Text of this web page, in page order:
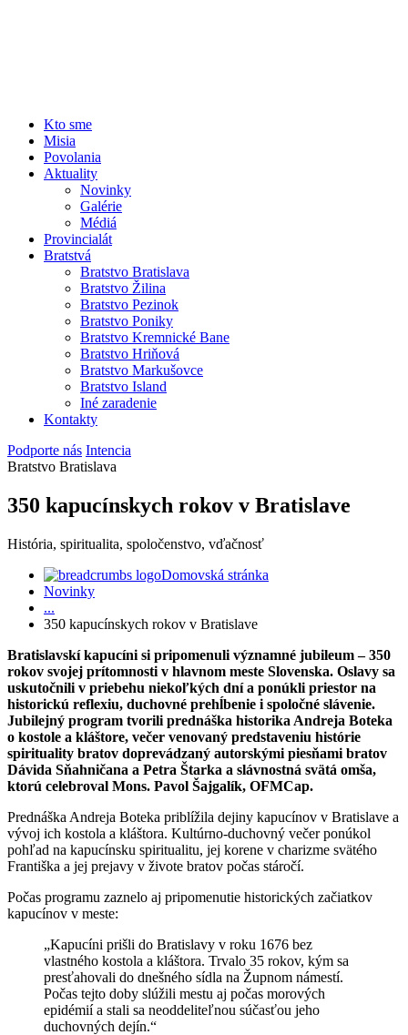
Kto sme
Misia
Povolania
Aktuality
Novinky
Galérie
Médiá
Provincialát
Bratstvá
Bratstvo Bratislava
Bratstvo Žilina
Bratstvo Pezinok
Bratstvo Poniky
Bratstvo Kremnické Bane
Bratstvo Hriňová
Bratstvo Markušovce
Bratstvo Island
Iné zaradenie
Kontakty
Podporte nás Intencia
Bratstvo Bratislava
350 kapucínskych rokov v Bratislave
História, spiritualita, spoločenstvo, vďačnosť
Domovská stránka
Novinky
...
350 kapucínskych rokov v Bratislave
Bratislavskí kapucíni si pripomenuli významné jubileum – 350
rokov svojej prítomnosti v hlavnom meste Slovenska. Oslavy sa
uskutočnili v priebehu niekoľkých dní a ponúkli priestor na
historickú reflexiu, duchovné prehĺbenie i spoločné slávenie.
Jubilejný program tvorili prednáška historika Andreja Boteka
o kostole a kláštore, večer venovaný predstaveniu histórie
spirituality bratov doprevádzaný autorskými piesňami bratov
Dávida Sňahničana a Petra Štarka a slávnostná svätá omša,
ktorú celebroval Mons. Pavol Šajgalík, OFMCap.
Prednáška Andreja Boteka priblížila dejiny kapucínov v Bratislave a
vývoj ich kostola a kláštora. Kultúrno-duchovný večer ponúkol
pohľad na kapucínsku spiritualitu, jej korene v charizme svätého
Františka a jej prejavy v živote bratov počas stáročí.
Počas programu zaznelo aj pripomenutie historických začiatkov
kapucínov v meste:
„Kapucíni prišli do Bratislavy v roku 1676 bez
vlastného kostola a kláštora. Trvalo 35 rokov, kým sa
presťahovali do dnešného sídla na Župnom námestí.
Počas tejto doby slúžili mestu aj počas morových
epidémií a stali sa neoddeliteľnou súčasťou jeho
duchovných dejín.“